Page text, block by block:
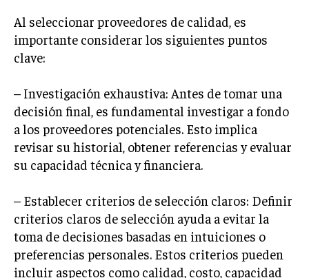
SUMINISTRO
LOGÍSTICA EMPRESARIAL
TALENTOS
RECURSOS HUMANOS Y GESTIÓN DEL
TALENTO
COMPENSACIÓN Y BENEFICIOS
DESARROLLO DE PERSONAL
GESTIÓN DEL DESEMPEÑO
CULTURA Y CLIMA ORGANIZACIONAL
Al seleccionar proveedores de calidad, es
importante considerar los siguientes puntos
clave:
– Investigación exhaustiva: Antes de tomar una
decisión final, es fundamental investigar a fondo
a los proveedores potenciales. Esto implica
revisar su historial, obtener referencias y evaluar
su capacidad técnica y financiera.
– Establecer criterios de selección claros: Definir
criterios claros de selección ayuda a evitar la
toma de decisiones basadas en intuiciones o
preferencias personales. Estos criterios pueden
incluir aspectos como calidad, costo, capacidad